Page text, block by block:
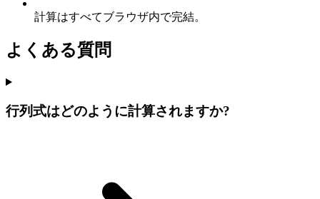
計算はすべてブラウザ内で完結。
よくある質問
行列式はどのように計算されますか?